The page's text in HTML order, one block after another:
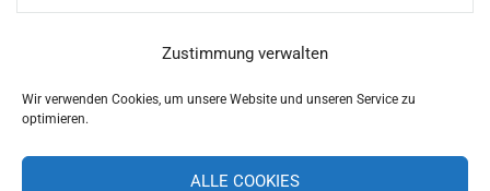
Zustimmung verwalten
Wir verwenden Cookies, um unsere Website und unseren Service zu
optimieren.
ALLE COOKIES